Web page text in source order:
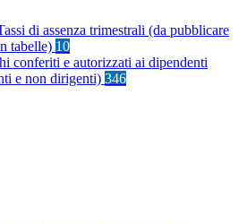
di assenza trimestrali (da pubblicare
tabelle) 10
conferiti e autorizzati ai dipendenti
e non dirigenti) 346